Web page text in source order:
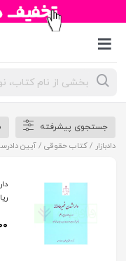
جستجوی
محصولات
جستجوی پیشرفته
دادبازار /کتاب حقوقی / آیین